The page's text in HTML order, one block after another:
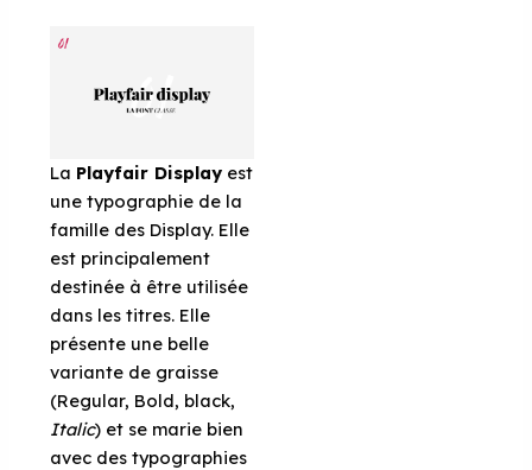
La Playfair Display est
une typographie de la
famille des Display. Elle
est principalement
destinée à être utilisée
dans les titres. Elle
présente une belle
variante de graisse
(Regular, Bold, black,
Italic) et se marie bien
avec des typographies